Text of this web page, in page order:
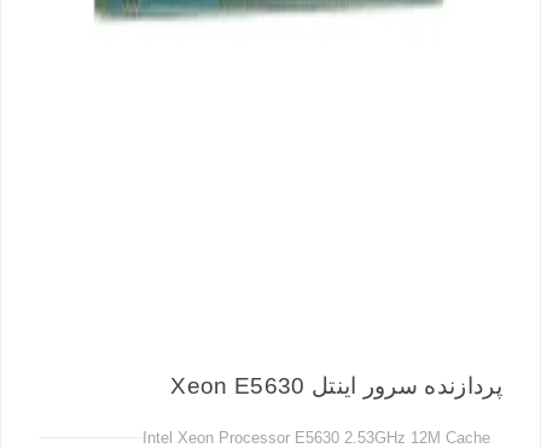
پردازنده سرور اینتل Xeon E5630
Intel Xeon Processor E5630 2.53GHz 12M Cache